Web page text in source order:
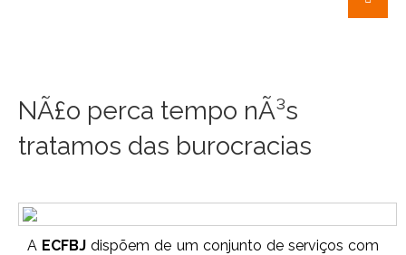
NÃ£o perca tempo nÃ³s
tratamos das burocracias
A ECFBJ dispõem de um conjunto de serviços com